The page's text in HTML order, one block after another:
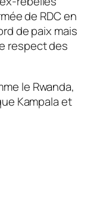
de RDC en
de paix mais
respect des
le Rwanda,
Kampala et